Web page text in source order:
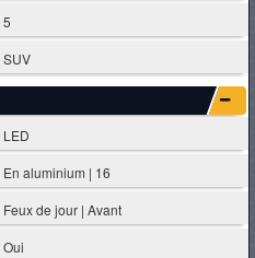
5
SUV
LED
En aluminium | 16
Feux de jour | Avant
Oui